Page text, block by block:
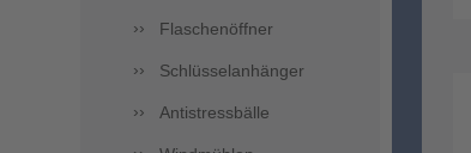
Flaschenöffner
Schlüsselanhänger
Antistressbälle